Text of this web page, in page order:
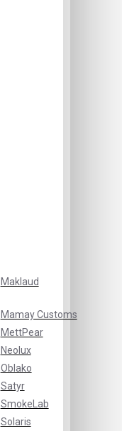
Maklaud
Mamay Customs
MettPear
Neolux
Oblako
Satyr
SmokeLab
Solaris